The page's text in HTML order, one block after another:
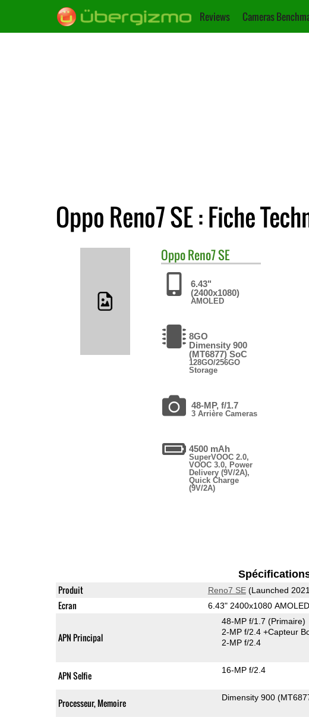
Reviews Cameras
Oppo Reno7 SE : Fiche
OppoReno7 SE
6.43"
(2400x1080)
AMOLED
8GO
Dimensity 900
(MT6877) SoC
128GO/256GO
Storage
48-MP, f/1.7
3 Arrière Cameras
4500 mAh
SuperVOOC 2.0,
VOOC 3.0, Power
Delivery (9V/2A),
Quick Charge
(9V/2A)
Produit Reno7 SE(Launched
Ecran 6.43" 2400x1080 AMOLED
APN Principal
48-MP f/1.7 (Primaire)
2-MP f/2.4 +Capteur
2-MP f/2.4
APN Selfie 16-MP f/2.4
Processeur, Memoire Dimensity 900